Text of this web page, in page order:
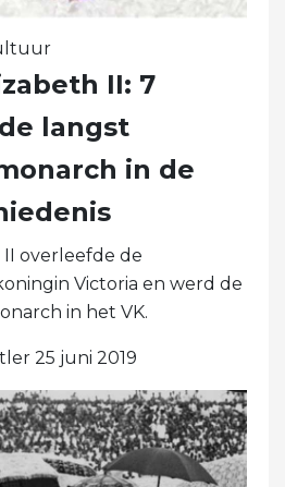
II: 7
langst
in de
overleefde de
Victoria en werd de
in het VK.
25 juni 2019